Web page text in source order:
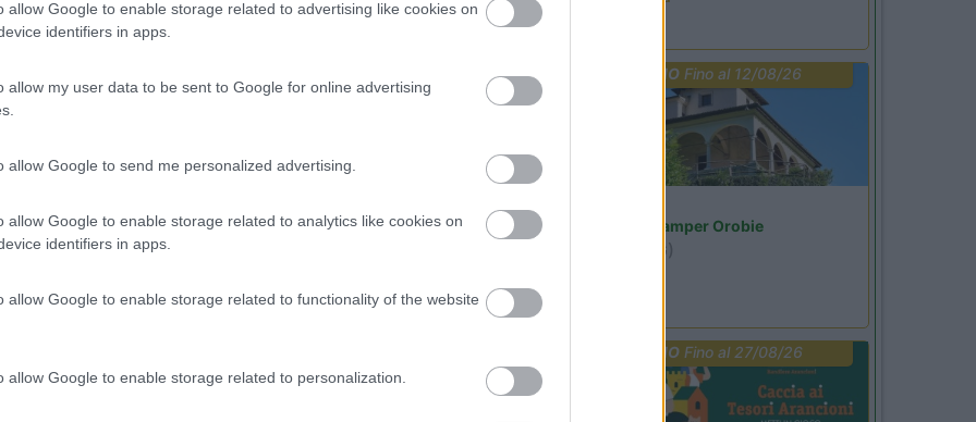
allow Google to enable storage related to advertising like cookies on
identifiers in apps.
allow my user data to be sent to Google for online advertising
allow Google to send me personalized advertising.
allow Google to enable storage related to analytics like cookies on
identifiers in apps.
allow Google to enable storage related to functionality of the website
allow Google to enable storage related to personalization.
- 5.6km
F.lli Bandiera, 7
10
Posizione
scarico H24, no sosta. Per Sostare: area a...
(VB) - 6.2km
PROMO Fino al 12/08/26
Area Sosta Camper Orobie
(BG)
PROMOFino al 27/08/26